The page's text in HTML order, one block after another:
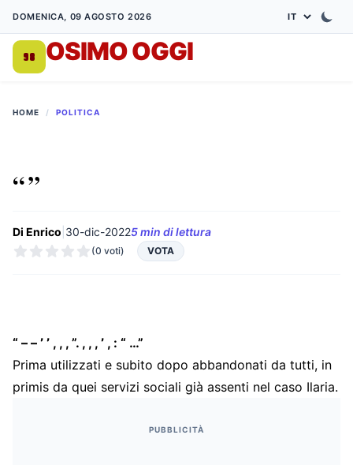
DOMENICA, 09 AGOSTO 2026
OSIMO OGGI
HOME / POLITICA
“ ”
Di Enrico 30-dic-20225 min di lettura
(0 voti) VOTA
“ – – ’ ’ , , , ”. , , , ’ , : “ …”
Prima utilizzati e subito dopo abbandonati da tutti, in
primis da quei servizi sociali già assenti nel caso Ilaria.
PUBBLICITÀ